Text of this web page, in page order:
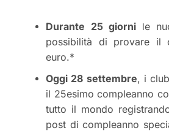
Durante 25 giorni le
possibilità di provare il
euro.*
Oggi 28 settembre, i
il 25esimo compleanno
tutto il mondo
post di compleanno